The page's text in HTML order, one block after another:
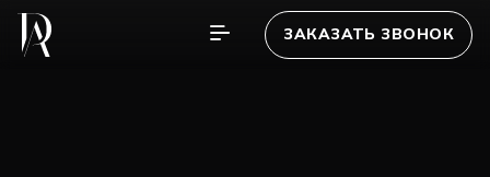
ЗАКАЗАТЬ ЗВОНОК